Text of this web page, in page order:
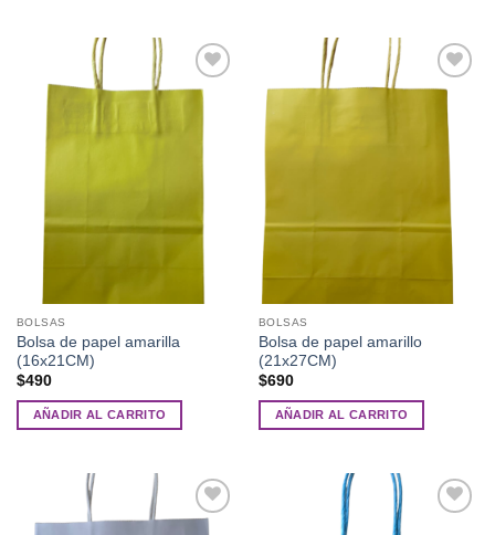
Añadir
BOLSAS
Bolsa de papel amarilla
(16x21CM)
$490
AÑADIR AL CARRITO
Añadir
a la
lista de
deseos
BOLSAS
Bolsa de papel amarillo
(21x27CM)
$690
AÑADIR AL CARRITO